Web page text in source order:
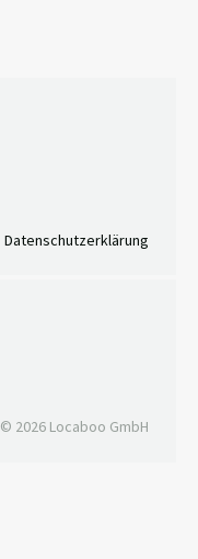
Datenschutzerklärung
© 2026 Locaboo GmbH